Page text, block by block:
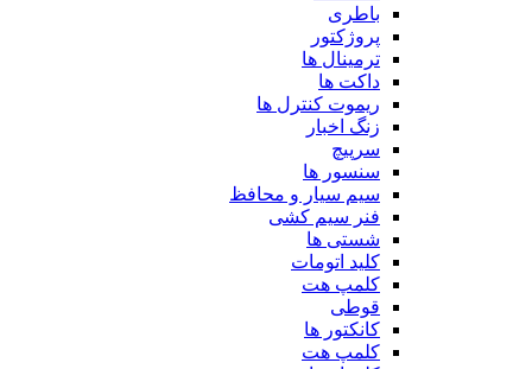
باطری
پروژکتور
ترمینال ها
داکت ها
ریموت کنترل ها
زنگ اخبار
سرپیچ
سنسور ها
سیم سیار و محافظ
فنر سیم کشی
شستی ها
کلید اتومات
کلمپ هت
قوطی
کانکتور ها
کلمپ هت